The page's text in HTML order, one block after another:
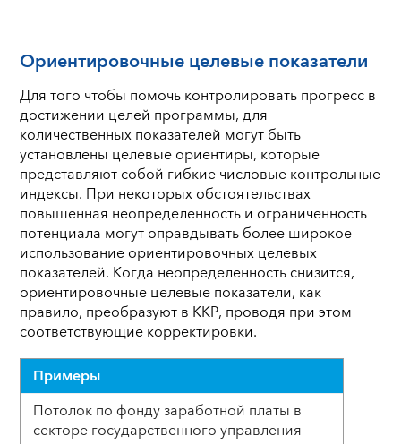
Ориентировочные целевые показатели
Для того чтобы помочь контролировать прогресс в
достижении целей программы, для
количественных показателей могут быть
установлены целевые ориентиры, которые
представляют собой гибкие числовые контрольные
индексы. При некоторых обстоятельствах
повышенная неопределенность и ограниченность
потенциала могут оправдывать более широкое
использование ориентировочных целевых
показателей. Когда неопределенность снизится,
ориентировочные целевые показатели, как
правило, преобразуют в ККР, проводя при этом
соответствующие корректировки.
Примеры
Потолок по фонду заработной платы в
секторе государственного управления